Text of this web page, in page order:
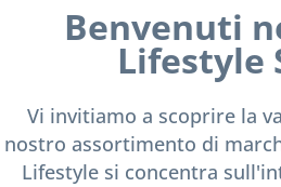
Benvenuti
Lifestyle
Vi invitiamo a scoprire la
nostro assortimento di
Lifestyle si concentra